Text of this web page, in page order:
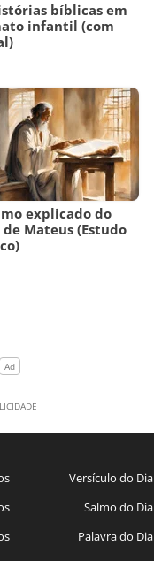
bíblicas em
infantil (com
explicado do
Mateus (Estudo
Versículo do Dia
Salmo do Dia
Palavra do Dia